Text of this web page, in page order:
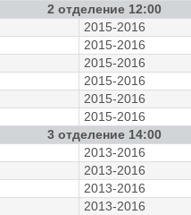
2 отделение 12:00
2015-2016
2015-2016
2015-2016
2015-2016
2015-2016
2015-2016
3 отделение 14:00
2013-2016
2013-2016
2013-2016
2013-2016